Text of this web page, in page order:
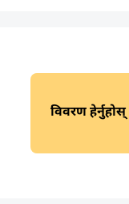
विवरण हेर्नुहोस्